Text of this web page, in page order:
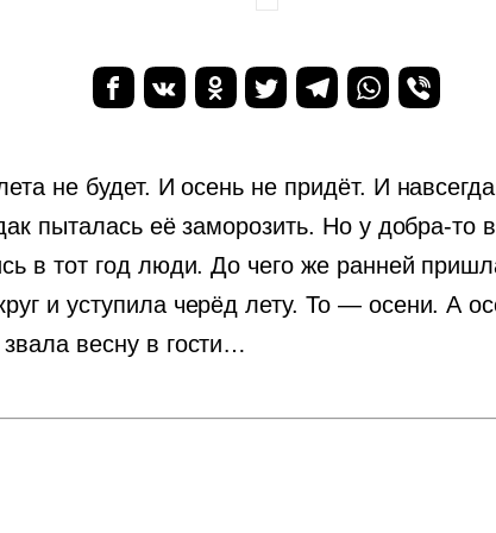
не будет. И осень не придёт. И
пыталась её заморозить. Но у добра-
в тот год люди. До чего же ранней
и уступила черёд лету. То — осени. А
весну в гости…